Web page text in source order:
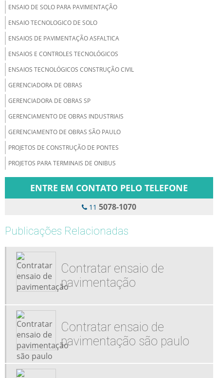
ENSAIO DE SOLO PARA PAVIMENTAÇÃO
ENSAIO TECNOLOGICO DE SOLO
ENSAIOS DE PAVIMENTAÇÃO ASFALTICA
ENSAIOS E CONTROLES TECNOLÓGICOS
ENSAIOS TECNOLÓGICOS CONSTRUÇÃO CIVIL
GERENCIADORA DE OBRAS
GERENCIADORA DE OBRAS SP
GERENCIAMENTO DE OBRAS INDUSTRIAIS
GERENCIAMENTO DE OBRAS SÃO PAULO
PROJETOS DE CONSTRUÇÃO DE PONTES
PROJETOS PARA TERMINAIS DE ONIBUS
ENTRE EM CONTATO PELO TELEFONE
11 5078-1070
Publicações Relacionadas
Contratar ensaio de
pavimentação
Contratar ensaio de
pavimentação são paulo